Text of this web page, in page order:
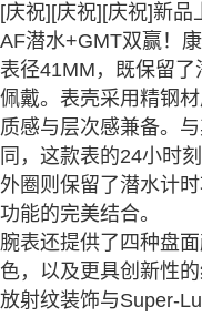
[庆祝][庆祝][庆祝]新品
AF潜水+GMT双赢！
表径41MM，既保留
佩戴。表壳采用精钢
质感与层次感兼备。
同，这款表的24小时
外圈则保留了潜水计
功能的完美结合。
腕表还提供了四种盘
色，以及更具创新性
放射纹装饰与Super-